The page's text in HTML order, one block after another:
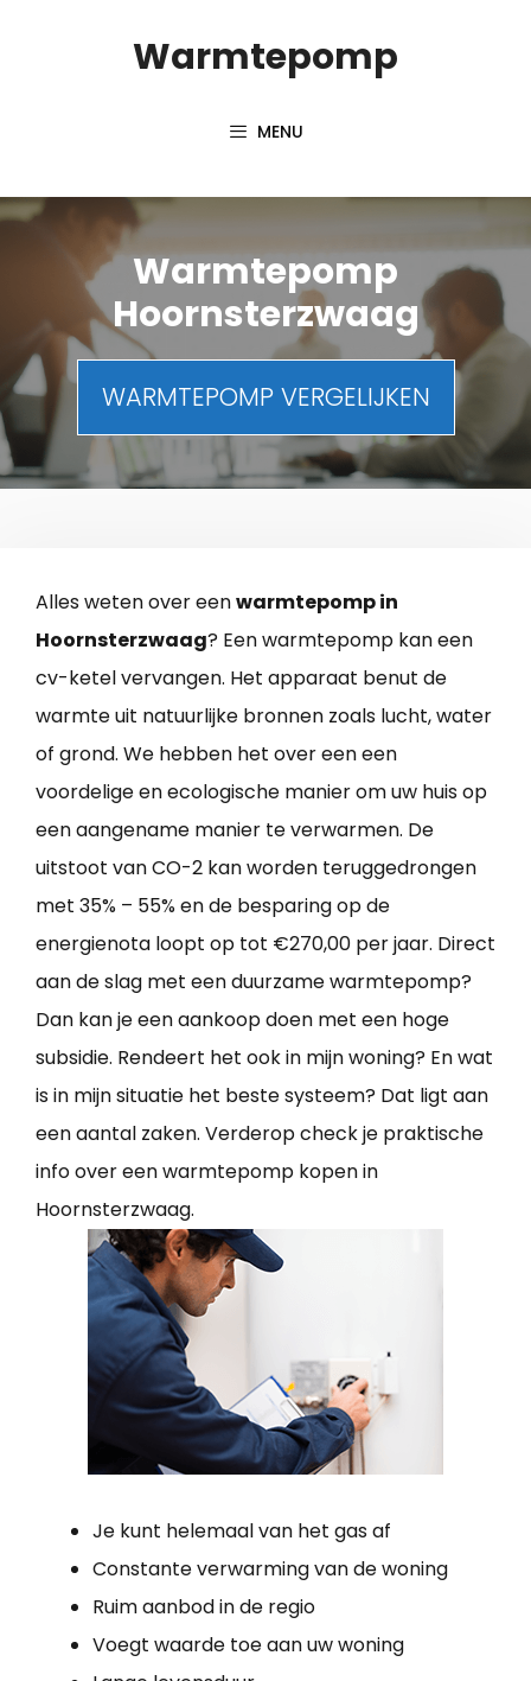
Warmtepomp
MENU
Warmtepomp
Hoornsterzwaag
WARMTEPOMP VERGELIJKEN
Alles weten over eenwarmtepomp in
Hoornsterzwaag? Een warmtepomp kan een
cv-ketel vervangen. Het apparaat benut de
warmte uit natuurlijke bronnen zoals lucht, water
of grond. We hebben het over een een
voordelige en ecologische manier om uw huis op
een aangename manier te verwarmen. De
uitstoot van CO-2 kan worden teruggedrongen
met 35% – 55% en de besparing op de
energienota loopt op tot €270,00 per jaar. Direct
aan de slag met een duurzame warmtepomp?
Dan kan je een aankoop doen met een hoge
subsidie. Rendeert het ook in mijn woning? En wat
is in mijn situatie het beste systeem? Dat ligt aan
een aantal zaken. Verderop check je praktische
info over een warmtepomp kopen in
Hoornsterzwaag.
Je kunt helemaal van het gas af
Constante verwarming van de woning
Ruim aanbod in de regio
Voegt waarde toe aan uw woning